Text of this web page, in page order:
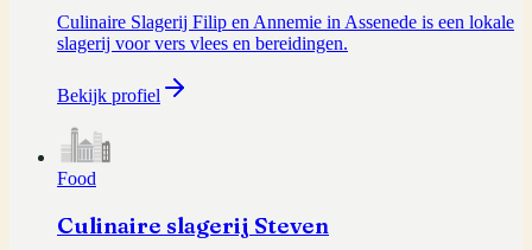
Culinaire Slagerij Filip en Annemie in Assenede is een lokale
slagerij voor vers vlees en bereidingen.
Bekijk profiel
Food
Culinaire slagerij Steven